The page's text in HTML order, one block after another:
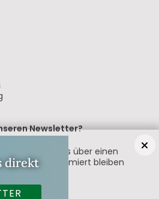
Newsletter?
immer bestens über einen
Lebensstil informiert bleiben
direkt